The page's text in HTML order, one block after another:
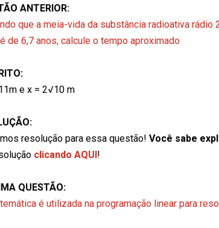
ANTERIOR:
que a meia-vida da substância radioativa rádio
de 6,7 anos, calcule o tempo aproximado
e x = 2√10 m
resolução para essa questão! Você sabe
clicando AQUI!
QUESTÃO:
é utilizada na programação linear para